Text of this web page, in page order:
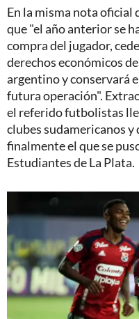
En la misma nota oficial
que "el año anterior se
compra del jugador,
derechos económicos
argentino y conservará
futura operación".
el referido futbolistas
clubes sudamericanos y
finalmente el que se
Estudiantes de La Plata.